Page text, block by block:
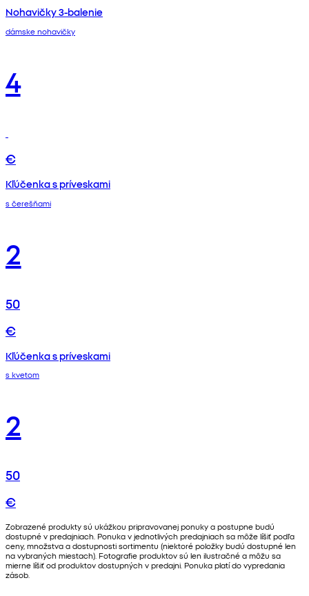
Nohavičky 3-balenie
dámske nohavičky
4
€
Kľúčenka s príveskami
s čerešňami
2
50
€
Kľúčenka s príveskami
s kvetom
2
50
€
Zobrazené produkty sú ukážkou pripravovanej ponuky a postupne budú
dostupné v predajniach. Ponuka v jednotlivých predajniach sa môže líšiť podľa
ceny, množstva a dostupnosti sortimentu (niektoré položky budú dostupné len
na vybraných miestach). Fotografie produktov sú len ilustračné a môžu sa
mierne líšiť od produktov dostupných v predajni. Ponuka platí do vypredania
zásob.